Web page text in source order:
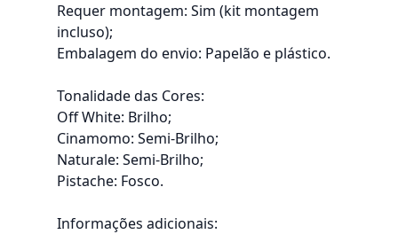
Requer montagem: Sim (kit montagem
incluso);
Embalagem do envio: Papelão e plástico.
Tonalidade das Cores:
Off White: Brilho;
Cinamomo: Semi-Brilho;
Naturale: Semi-Brilho;
Pistache: Fosco.
Informações adicionais: